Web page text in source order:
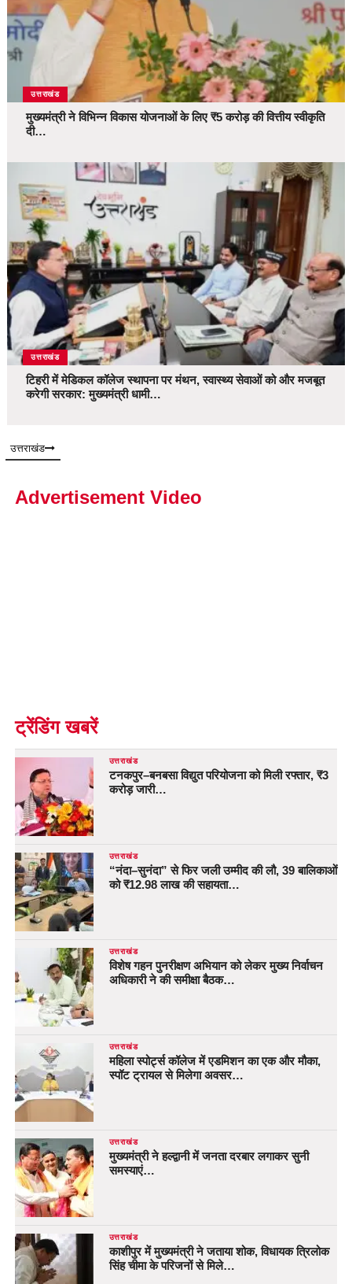
उत्तराखंड
मुख्यमंत्री ने विभिन्न विकास योजनाओं के लिए ₹5 करोड़ की वित्तीय स्वीकृति
दी…
उत्तराखंड
टिहरी में मेडिकल कॉलेज स्थापना पर मंथन, स्वास्थ्य सेवाओं को और मजबूत
करेगी सरकार: मुख्यमंत्री धामी…
उत्तराखंड
Advertisement Video
ट्रेंडिंग खबरें
उत्तराखंड
टनकपुर–बनबसा विद्युत परियोजना को मिली रफ्तार, ₹3
करोड़ जारी…
उत्तराखंड
“नंदा–सुनंदा” से फिर जली उम्मीद की लौ, 39 बालिकाओं
को ₹12.98 लाख की सहायता…
उत्तराखंड
विशेष गहन पुनरीक्षण अभियान को लेकर मुख्य निर्वाचन
अधिकारी ने की समीक्षा बैठक…
उत्तराखंड
महिला स्पोर्ट्स कॉलेज में एडमिशन का एक और मौका,
स्पॉट ट्रायल से मिलेगा अवसर…
उत्तराखंड
मुख्यमंत्री ने हल्द्वानी में जनता दरबार लगाकर सुनी
समस्याएं…
उत्तराखंड
काशीपुर में मुख्यमंत्री ने जताया शोक, विधायक त्रिलोक
सिंह चीमा के परिजनों से मिले…